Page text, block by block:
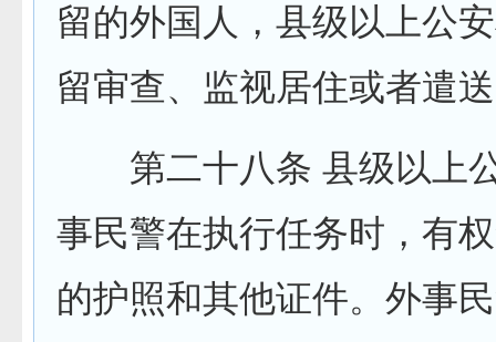
留的外国人，县级以上公
留审查、监视居住或者遣
第二十八条 县级以上
事民警在执行任务时，有
的护照和其他证件。外事